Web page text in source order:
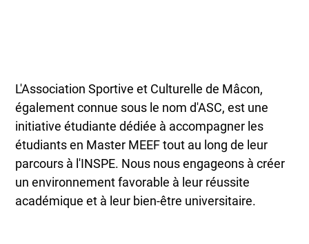
L'Association Sportive et Culturelle de Mâcon,
également connue sous le nom d'ASC, est une
initiative étudiante dédiée à accompagner les
étudiants en Master MEEF tout au long de leur
parcours à l'INSPE. Nous nous engageons à créer
un environnement favorable à leur réussite
académique et à leur bien-être universitaire.